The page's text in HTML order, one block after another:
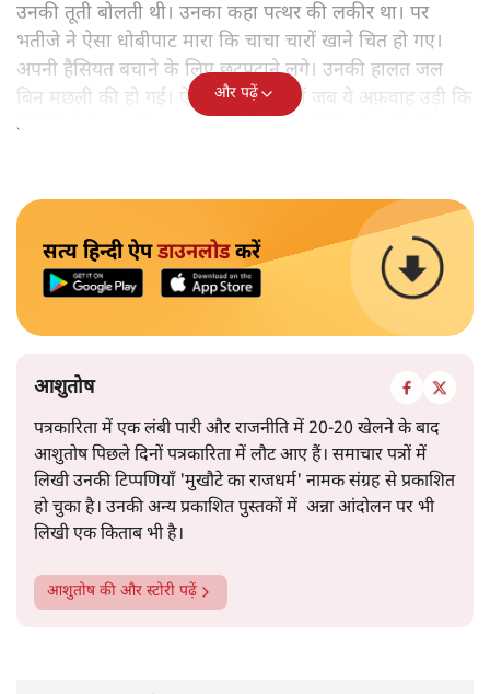
उनकी तूती बोलती थी। उनका कहा पत्थर की लकीर था। पर
भतीजे ने ऐसा धोबीपाट मारा कि चाचा चारों खाने चित हो गए।
अपनी हैसियत बचाने के लिए छटपटाने लगे। उनकी हालत जल
बिन मछली की हो गई। ऐसे में पिछले दिनों जब ये अफ़वाह उड़ी कि
बीजेपी से वे गलबहिया कर रहे हैं तो लोगों को हैरानी नहीं हुई ।
और पढ़ें
सत्य हिन्दी ऐपडाउनलोडकरें
आशुतोष
पत्रकारिता में एक लंबी पारी और राजनीति में 20-20 खेलने के बाद
आशुतोष पिछले दिनों पत्रकारिता में लौट आए हैं। समाचार पत्रों में
लिखी उनकी टिप्पणियाँ 'मुखौटे का राजधर्म' नामक संग्रह से प्रकाशित
हो चुका है। उनकी अन्य प्रकाशित पुस्तकों में अन्ना आंदोलन पर भी
लिखी एक किताब भी है।
आशुतोषकी और स्टोरी पढ़ें